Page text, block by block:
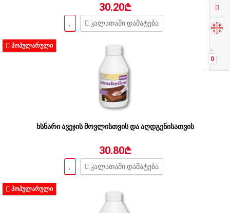
0
30.20₾
კალათაში დამატება
ᲞᲝᲞᲣᲚᲐᲠᲣᲚᲘ
ხსნარი ავეჯის მოვლისთვის და აღდგენისათვის
30.80₾
კალათაში დამატება
ᲞᲝᲞᲣᲚᲐᲠᲣᲚᲘ